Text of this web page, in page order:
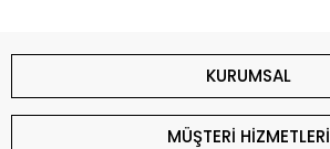
KURUMSAL
MÜŞTERİ HİZMETLERİ